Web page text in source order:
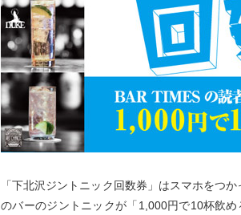
「下北沢ジントニック回数券」はスマホをつ
のバーのジントニックが「1,000円で10杯飲